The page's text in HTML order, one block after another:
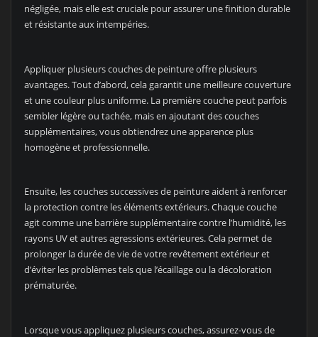
négligée, mais elle est cruciale pour assurer une finition durable
et résistante aux intempéries.
Appliquer plusieurs couches de peinture offre plusieurs
avantages. Tout d’abord, cela garantit une meilleure couverture
et une couleur plus uniforme. La première couche peut parfois
sembler légère ou tachée, mais en ajoutant des couches
supplémentaires, vous obtiendrez une apparence plus
homogène et professionnelle.
Ensuite, les couches successives de peinture aident à renforcer
la protection contre les éléments extérieurs. Chaque couche
agit comme une barrière supplémentaire contre l’humidité, les
rayons UV et autres agressions extérieures. Cela permet de
prolonger la durée de vie de votre revêtement extérieur et
d’éviter les problèmes tels que l’écaillage ou la décoloration
prématurée.
Lorsque vous appliquez plusieurs couches, assurez-vous de